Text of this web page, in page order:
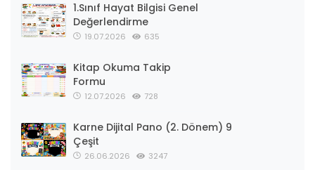
1.Sınıf Hayat Bilgisi Genel
Değerlendirme
19.07.2026 635
Kitap Okuma Takip
Formu
12.07.2026 728
Karne Dijital Pano (2. Dönem) 9
Çeşit
26.06.2026 3247